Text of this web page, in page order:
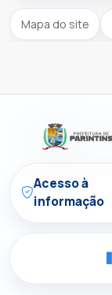
Mapa do site
Acesso à
informação